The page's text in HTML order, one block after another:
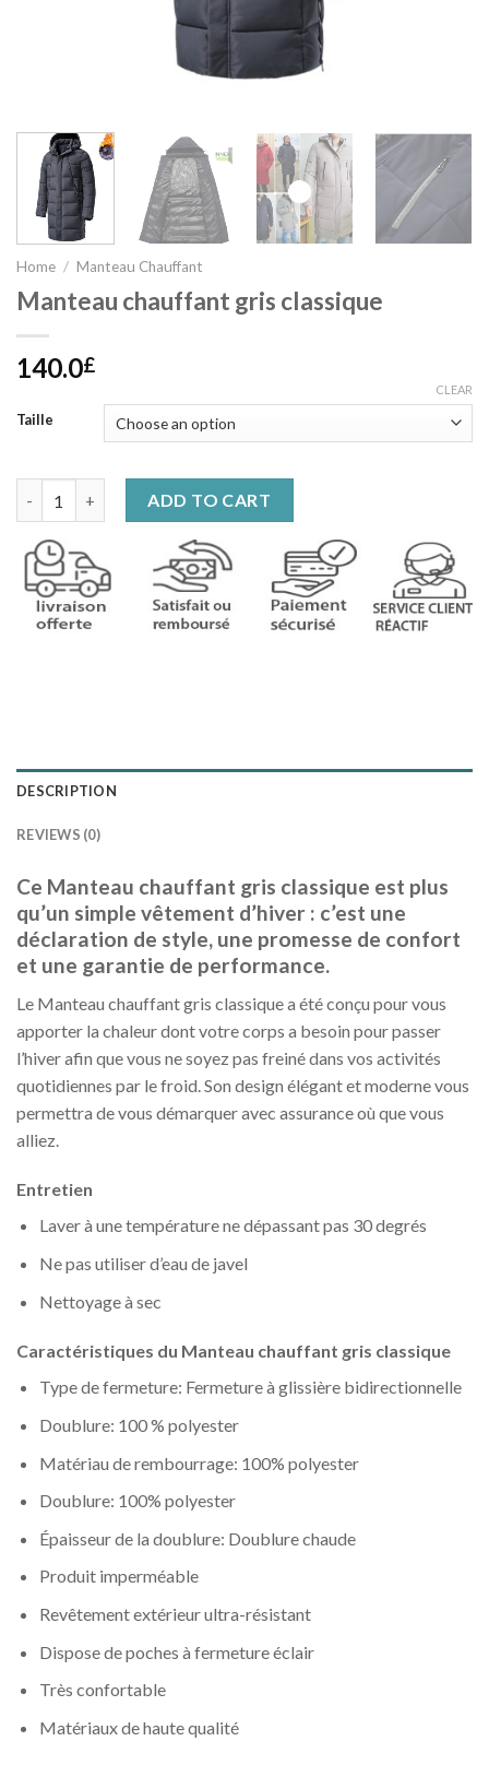
Home / Manteau Chauffant
Manteau chauffant gris classique
140.0£
Taille
CLEAR
ADD TO CART
DESCRIPTION
REVIEWS (0)
Ce Manteau chauffant gris classique est plus
qu’un simple vêtement d’hiver : c’est une
déclaration de style, une promesse de confort
et une garantie de performance.
Le Manteau chauffant gris classique a été conçu pour vous
apporter la chaleur dont votre corps a besoin pour passer
l’hiver afin que vous ne soyez pas freiné dans vos activités
quotidiennes par le froid. Son design élégant et moderne vous
permettra de vous démarquer avec assurance où que vous
alliez.
Entretien
Laver à une température ne dépassant pas 30 degrés
Ne pas utiliser d’eau de javel
Nettoyage à sec
Caractéristiques du Manteau chauffant gris classique
Type de fermeture: Fermeture à glissière bidirectionnelle
Doublure: 100 % polyester
Matériau de rembourrage: 100% polyester
Doublure: 100% polyester
Épaisseur de la doublure: Doublure chaude
Produit imperméable
Revêtement extérieur ultra-résistant
Dispose de poches à fermeture éclair
Très confortable
Matériaux de haute qualité